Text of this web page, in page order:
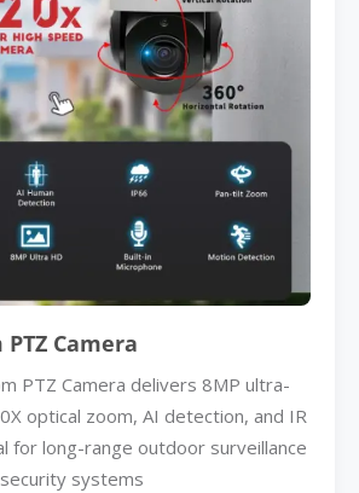
PTZ Camera
PTZ Camera delivers 8MP ultra-
optical zoom, AI detection, and IR
for long-range outdoor surveillance
systems